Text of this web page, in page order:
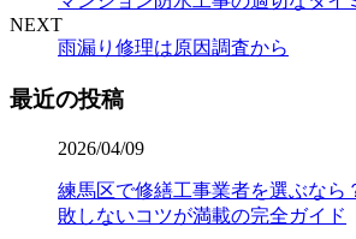
NEXT
雨漏り修理は原因調査から
最近の投稿
2026/04/09
練馬区で修繕工事業者を選ぶなら
敗しないコツが満載の完全ガイド